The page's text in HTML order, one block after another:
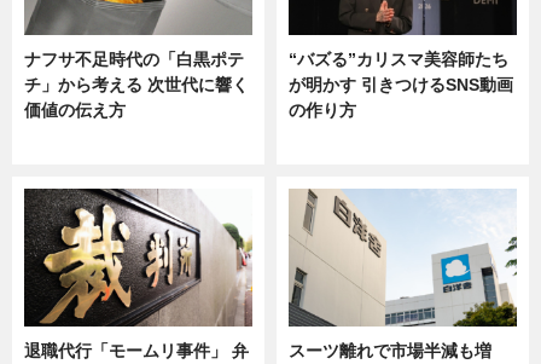
ナフサ不足時代の「白黒ポテ
チ」から考える 次世代に響く
価値の伝え方
“バズる”カリスマ美容師たち
が明かす 引きつけるSNS動画
の作り方
退職代行「モームリ事件」 弁
スーツ離れで市場半減も増